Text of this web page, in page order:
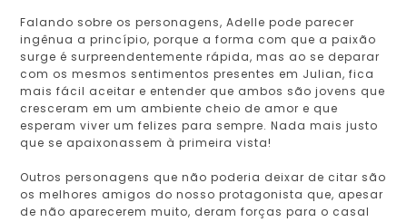
Falando sobre os personagens, Adelle pode parecer
ingênua a princípio, porque a forma com que a paixão
surge é surpreendentemente rápida, mas ao se deparar
com os mesmos sentimentos presentes em Julian, fica
mais fácil aceitar e entender que ambos são jovens que
cresceram em um ambiente cheio de amor e que
esperam viver um felizes para sempre. Nada mais justo
que se apaixonassem à primeira vista!
Outros personagens que não poderia deixar de citar são
os melhores amigos do nosso protagonista que, apesar
de não aparecerem muito, deram forças para o casal